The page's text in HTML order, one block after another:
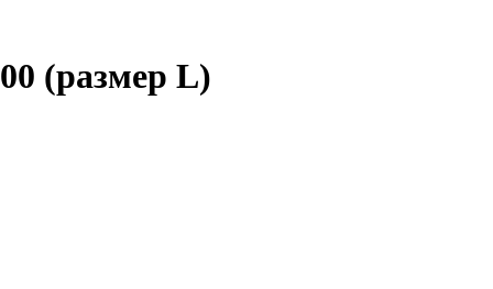
(размер L)